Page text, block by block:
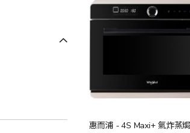
惠而浦 - 4S Maxi+ 氣炸蒸焗